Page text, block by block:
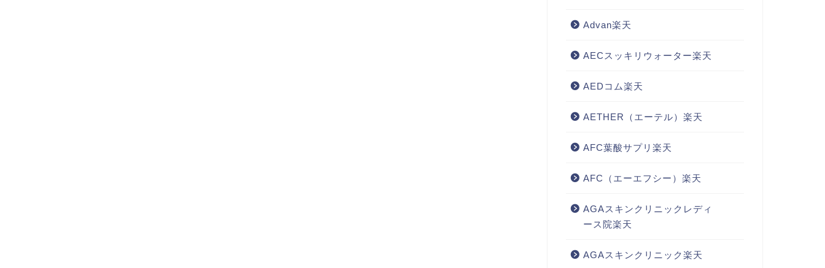
Advan楽天
AECスッキリウォーター楽天
AEDコム楽天
AETHER（エーテル）楽天
AFC葉酸サプリ楽天
AFC（エーエフシー）楽天
AGAスキンクリニックレディ
ース院楽天
AGAスキンクリニック楽天